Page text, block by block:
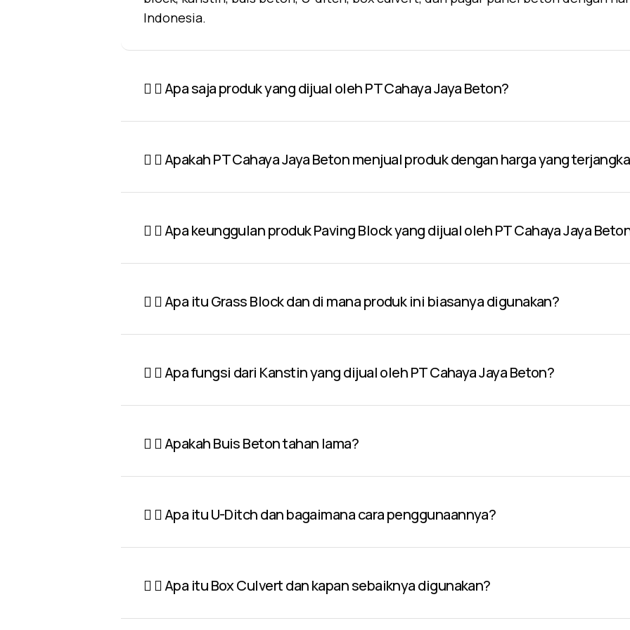
Indonesia.
Apa saja produk yang dijual oleh PT Cahaya Jaya Beton?
Apakah PT Cahaya Jaya Beton menjual produk dengan harga yang
Apa keunggulan produk Paving Block yang dijual oleh PT Cahaya Jaya
Apa itu Grass Block dan di mana produk ini biasanya digunakan?
Apa fungsi dari Kanstin yang dijual oleh PT Cahaya Jaya Beton?
Apakah Buis Beton tahan lama?
Apa itu U-Ditch dan bagaimana cara penggunaannya?
Apa itu Box Culvert dan kapan sebaiknya digunakan?